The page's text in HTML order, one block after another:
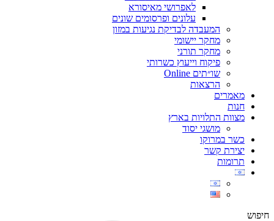
לאפרושי מאיסורא
עלונים ופרסומים שונים
המעבדה לבדיקת נגיעות במזון
מחקר יישומי
מחקר תורני
פיקוח וייעוץ כשרותי
שו״תים Online
הרצאות
מאמרים
חנות
מצוות התלויות בארץ
מושגי יסוד
כשר במרוקו
יצירת קשר
תרומות
חיפוש